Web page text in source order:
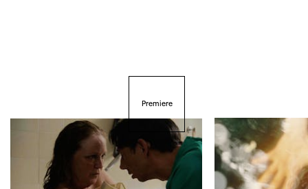
Diese Seite wird mit Internet Explorer
nicht optimal dargestellt. Bitte
verwenden Sie einen anderen Browser.
Premiere